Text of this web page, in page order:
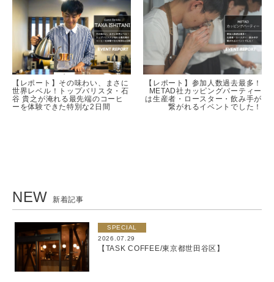
【レポート】その味わい、まさに
世界レベル！トップバリスタ・石
谷 貴之が淹れる最先端のコーヒ
ーを体験できた特別な2日間
【レポート】参加人数過去最多！
METAD社カッピングパーティー
は生産者・ロースター・飲み手が
繋がれるイベントでした！
NEW 新着記事
SPECIAL
2026.07.29
【TASK COFFEE/東京都世田谷区】